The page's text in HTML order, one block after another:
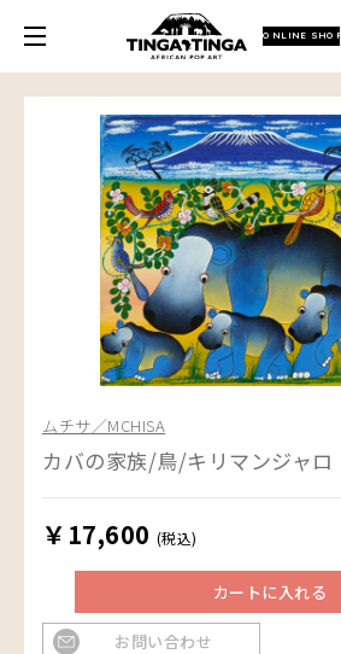
ONLINE SHOP
ムチサ／MCHISA
カバの家族/鳥/キリマンジャロ
￥17,600 (税込)
カートに入れる
お問い合わせ